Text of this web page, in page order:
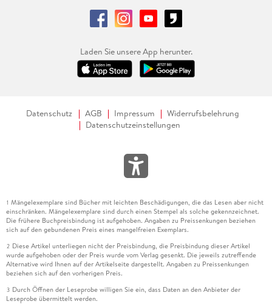
8. 2 . . . Farbmanagement . . . 212
8. 4 . . . Farben anwenden und definieren . . . 219
8. 6 . . . Farbfelder anwenden . . . 233
8. 8 . . . Farbharmonien anwenden . . . 242
8. 9 . . . Farbfilter . . . 258
Laden Sie unsere App herunter.
Datenschutz AGB Impressum
Widerrufsbelehrung
Datenschutzeinstellungen
1 Mängelexemplare sind Bücher mit leichten Beschädigungen, die das Lesen aber nicht
einschränken. Mängelexemplare sind durch einen Stempel als solche gekennzeichnet.
Die frühere Buchpreisbindung ist aufgehoben. Angaben zu Preissenkungen beziehen
sich auf den gebundenen Preis eines mangelfreien Exemplars.
2 Diese Artikel unterliegen nicht der Preisbindung, die Preisbindung dieser Artikel
wurde aufgehoben oder der Preis wurde vom Verlag gesenkt. Die jeweils zutreffende
Alternative wird Ihnen auf der Artikelseite dargestellt. Angaben zu Preissenkungen
beziehen sich auf den vorherigen Preis.
3 Durch Öffnen der Leseprobe willigen Sie ein, dass Daten an den Anbieter der
Leseprobe übermittelt werden.